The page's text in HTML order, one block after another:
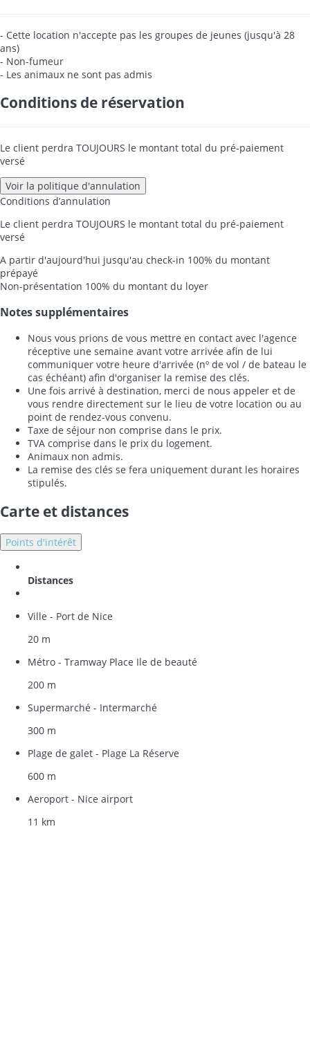
- Cette location n'accepte pas les groupes de jeunes (jusqu'à 28
ans)
- Non-fumeur
- Les animaux ne sont pas admis
Conditions de réservation
Le client perdra TOUJOURS le montant total du pré-paiement
versé
Voir la politique d'annulation
Conditions d’annulation
Le client perdra TOUJOURS le montant total du pré-paiement
versé
A partir d'aujourd'hui jusqu'au check-in 100% du montant
prépayé
Non-présentation 100% du montant du loyer
Notes supplémentaires
Nous vous prions de vous mettre en contact avec l'agence
réceptive une semaine avant votre arrivée afin de lui
communiquer votre heure d'arrivée (nº de vol / de bateau le
cas échéant) afin d'organiser la remise des clés.
Une fois arrivé à destination, merci de nous appeler et de
vous rendre directement sur le lieu de votre location ou au
point de rendez-vous convenu.
Taxe de séjour non comprise dans le prix.
TVA comprise dans le prix du logement.
Animaux non admis.
La remise des clés se fera uniquement durant les horaires
stipulés.
Carte et distances
Points d'intérêt
Distances
Ville - Port de Nice
20 m
Métro - Tramway Place Ile de beauté
200 m
Supermarché - Intermarché
300 m
Plage de galet - Plage La Réserve
600 m
Aeroport - Nice airport
11 km